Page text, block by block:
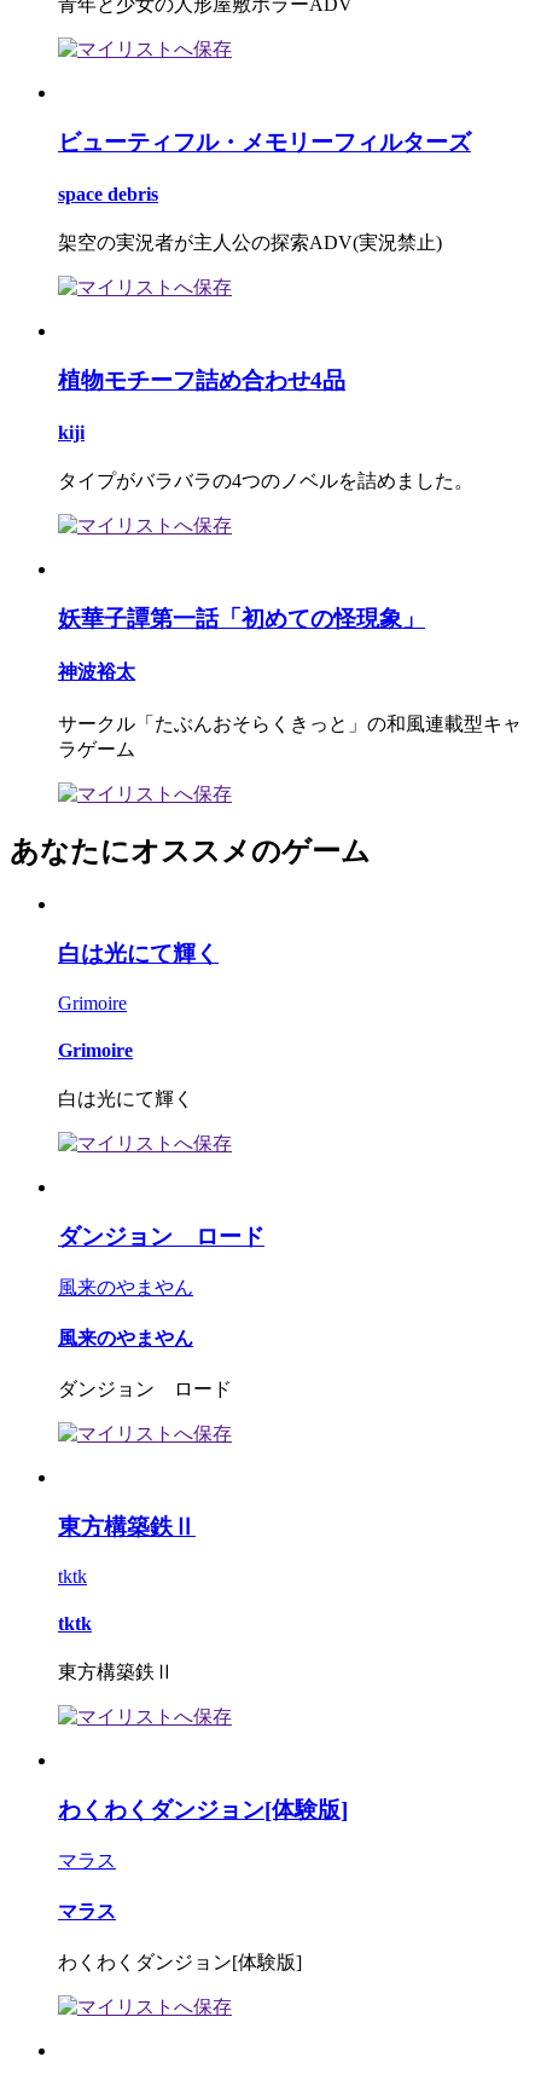
青年と少女の人形屋敷ホラーADV
ビューティフル・メモリーフィルターズ
space debris
架空の実況者が主人公の探索ADV(実況禁止)
植物モチーフ詰め合わせ4品
kiji
タイプがバラバラの4つのノベルを詰めました。
妖華子譚第一話「初めての怪現象」
神波裕太
サークル「たぶんおそらくきっと」の和風連載型キャ
ラゲーム
あなたにオススメのゲーム
白は光にて輝く
Grimoire
Grimoire
白は光にて輝く
ダンジョン ロード
風来のやまやん
風来のやまやん
ダンジョン ロード
東方構築鉄Ⅱ
tktk
tktk
東方構築鉄Ⅱ
わくわくダンジョン[体験版]
マラス
マラス
わくわくダンジョン[体験版]